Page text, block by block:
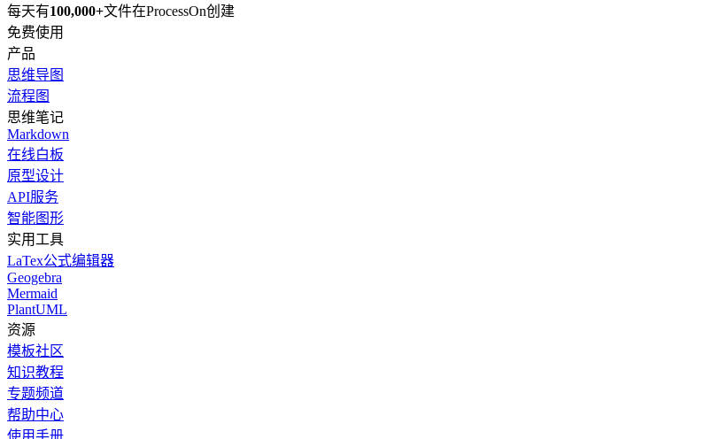
每天有100,000+文件在ProcessOn创建
免费使用
产品
思维导图
流程图
思维笔记
Markdown
在线白板
原型设计
API服务
智能图形
实用工具
LaTex公式编辑器
Geogebra
Mermaid
PlantUML
资源
模板社区
知识教程
专题频道
帮助中心
使用手册